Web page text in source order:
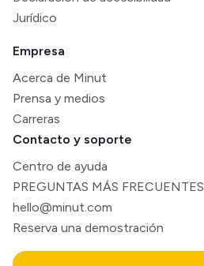
Jurídico
Empresa
Acerca de Minut
Prensa y medios
Carreras
Contacto y soporte
Centro de ayuda
PREGUNTAS MÁS FRECUENTES
hello@minut.com
Reserva una demostración